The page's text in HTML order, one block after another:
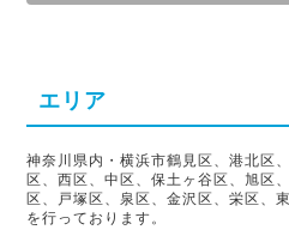
エリア
神奈川県内・横浜市鶴見区、港北区
区、西区、中区、保土ヶ谷区、旭区
区、戸塚区、泉区、金沢区、栄区、
を行っております。